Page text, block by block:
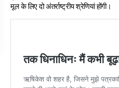
मूल के लिए दो अंतर्राष्‍ट्रीय श्रेणियां होंगी।